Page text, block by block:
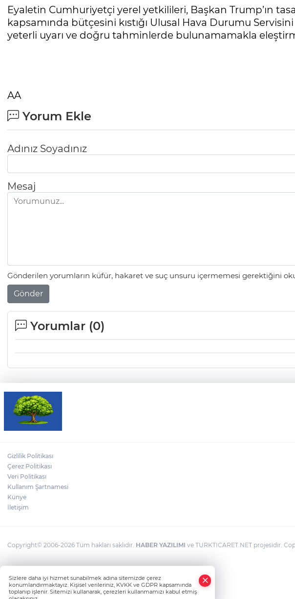
Eyaletin Cumhuriyetçi yerel yetkilileri, Başkan Trump’ın
kapsamında bütçesini kıstığı Ulusal Hava Durumu
yeterli uyarı ve doğru tahminlerde bulunamamakla
AA
Yorum Ekle
Adınız Soyadınız
Mesaj
Gönderilen yorumların küfür, hakaret ve suç unsuru içermemesi gerektiğini
Gönder
Yorumlar (0)
Gizlilik Politikası
Çerez Politikası
Veri Politikası
Kullanım Şartnamesi
Künye
İletişim
Copyright© 2006-2026 Tüm hakları saklıdır. HABER YAZILIMI ve TURKTICARET.NET projesidir.
Sizlere daha iyi hizmet sunabilmek adına sitemizde çerez
konumlandırmaktayız. Kişisel verileriniz, KVKK ve GDPR kapsamında
toplanıp işlenir. Sitemizi kullanarak, çerezleri kullanmamızı kabul etmiş